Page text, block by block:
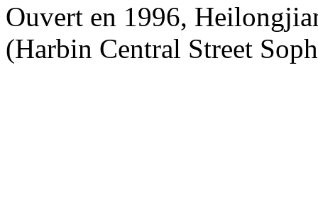
Ouvert en 1996,
(Harbin Central Street